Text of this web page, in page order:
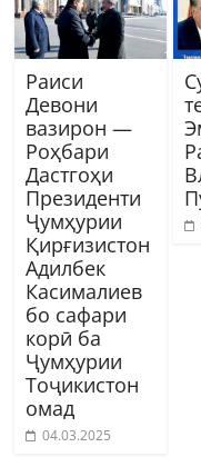
Раиси
Девони
вазирон —
Роҳбари
Дастгоҳи
Президенти
Ҷумҳурии
Қирғизистон
Адилбек
Касималиев
бо сафари
корӣ ба
Ҷумҳурии
Тоҷикистон
омад
04.03.2025